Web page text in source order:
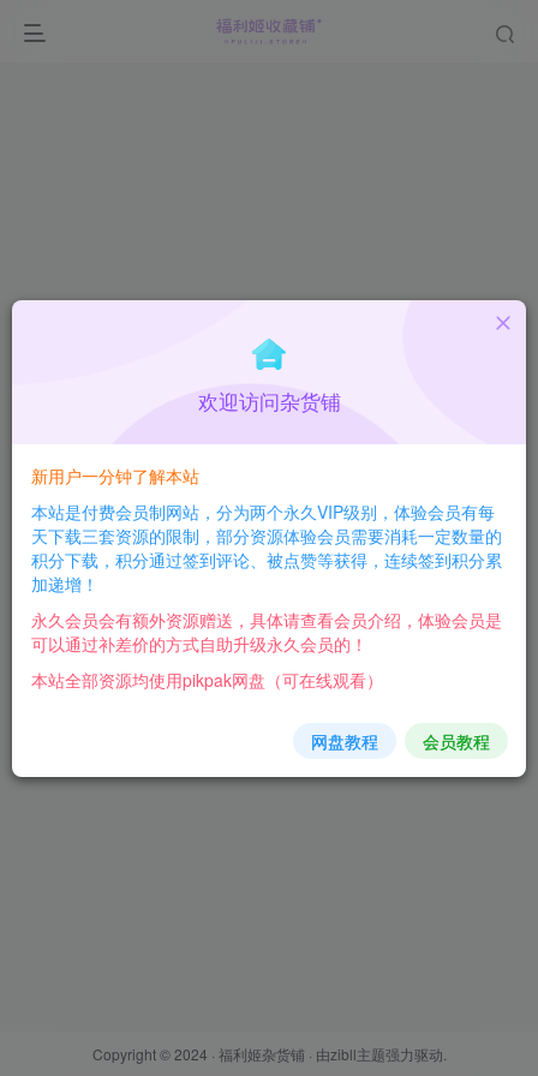
用户名或邮箱
记住登录 找回密码
登录
Copyright © 2024 · 福利姬杂货铺· 由zibll主题强力驱动.
欢迎访问杂货铺
新用户一分钟了解本站
本站是付费会员制网站，分为两个永久VIP级别，体验会员有每
天下载三套资源的限制，部分资源体验会员需要消耗一定数量的
积分下载，积分通过签到评论、被点赞等获得，连续签到积分累
加递增！
永久会员会有额外资源赠送，具体请查看会员介绍，体验会员是
可以通过补差价的方式自助升级永久会员的！
本站全部资源均使用pikpak网盘（可在线观看）
网盘教程 会员教程